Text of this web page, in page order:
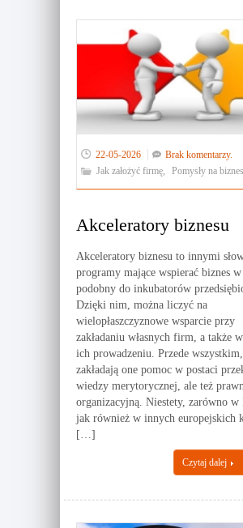
22-05-2026
Brak komentarzy.
Jak założyć firmę, Pomysły na biznes
Akceleratory biznesu
Akceleratory biznesu to innymi
programy mające wspierać biznes w
podobny do inkubatorów
Dzięki nim, można liczyć na
wielopłaszczyznowe wsparcie przy
zakładaniu własnych firm, a także w
ich prowadzeniu. Przede wszystkim,
zakładają one pomoc w postaci
wiedzy merytorycznej, ale też
organizacyjną. Niestety, zarówno w
jak również w innych europejskich
[…]
Czytaj dalej